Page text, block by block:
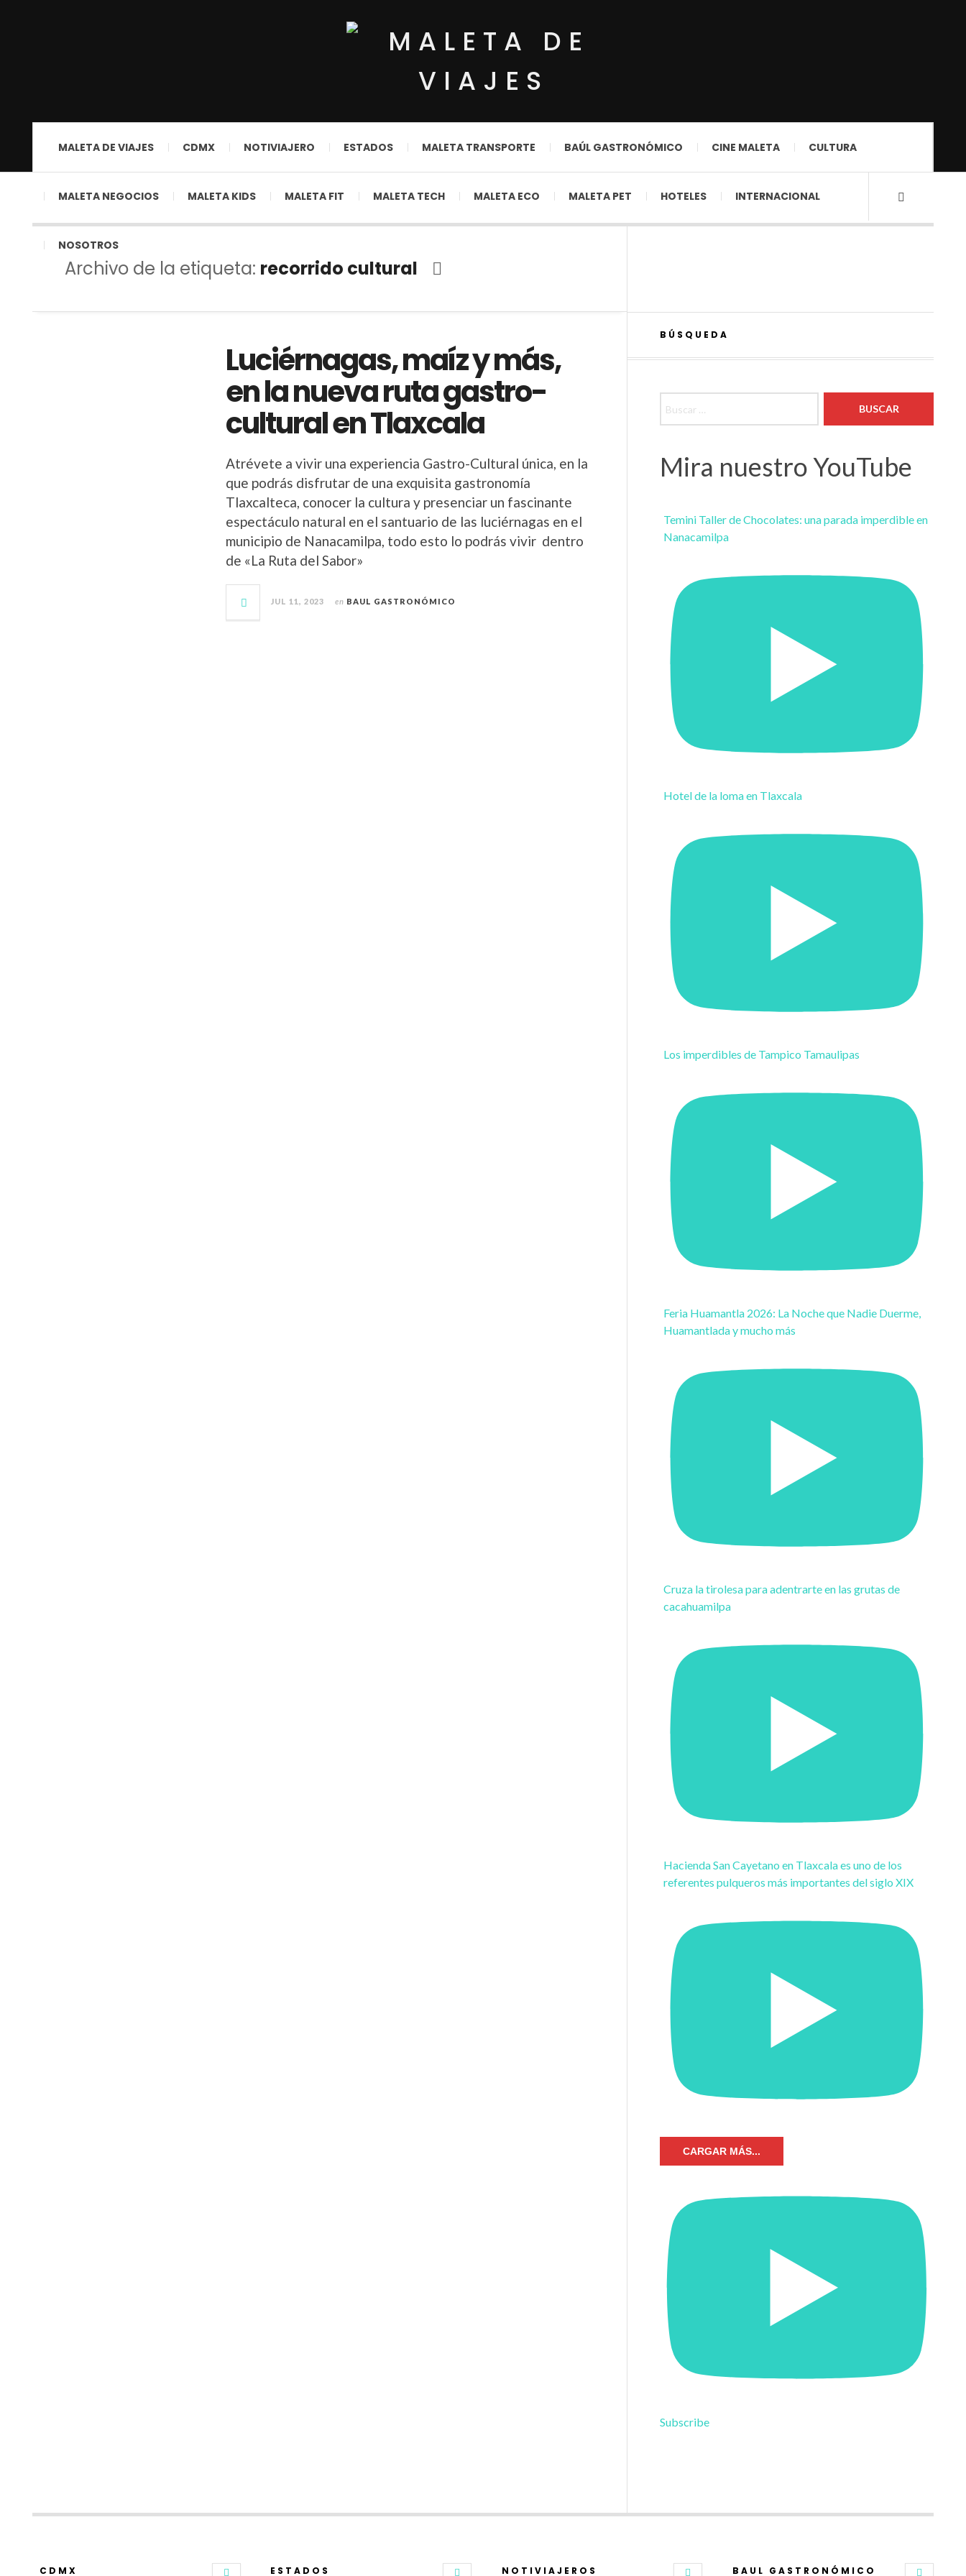
MALETA DE VIAJES CDMX NOTIVIAJERO ESTADOS MALETA TRANSPORTE BAÚL GASTRONÓMICO CINE MALETA CULTURA
MALETA NEGOCIOS MALETA KIDS MALETA FIT MALETA TECH MALETA ECO MALETA PET HOTELES INTERNACIONAL
NOSOTROS
Archivo de la etiqueta: recorrido cultural
Luciérnagas, maíz y más,
en la nueva ruta gastro-
cultural en Tlaxcala
Atrévete a vivir una experiencia Gastro-Cultural única, en la
que podrás disfrutar de una exquisita gastronomía
Tlaxcalteca, conocer la cultura y presenciar un fascinante
espectáculo natural en el santuario de las luciérnagas en el
municipio de Nanacamilpa, todo esto lo podrás vivir dentro
de «La Ruta del Sabor»
JUL 11, 2023 en BAUL GASTRONÓMICO
BÚSQUEDA
Mira nuestro YouTube
Temini Taller de Chocolates: una parada imperdible en
Nanacamilpa
Hotel de la loma en Tlaxcala
Los imperdibles de Tampico Tamaulipas
Feria Huamantla 2026: La Noche que Nadie Duerme,
Huamantlada y mucho más
Cruza la tirolesa para adentrarte en las grutas de
cacahuamilpa
Hacienda San Cayetano en Tlaxcala es uno de los
referentes pulqueros más importantes del siglo XIX
CARGAR MÁS...
Subscribe
CDMX ESTADOS NOTIVIAJEROS BAUL GASTRONÓMICO